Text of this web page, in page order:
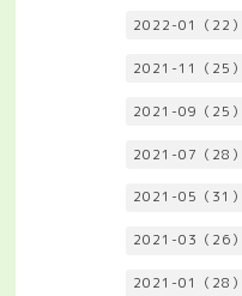
2022-01（22）
2021-11（25）
2021-09（25）
2021-07（28）
2021-05（31）
2021-03（26）
2021-01（28）